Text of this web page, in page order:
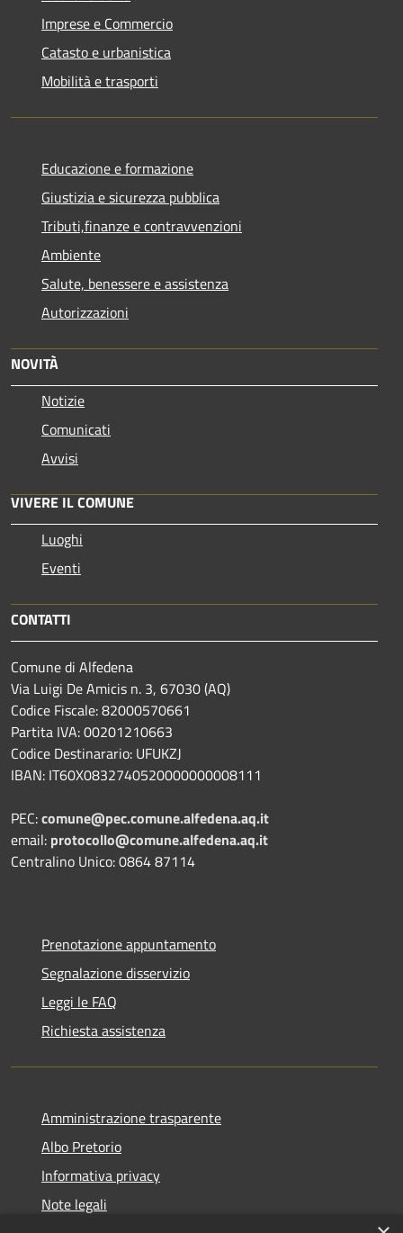
Imprese e Commercio
Catasto e urbanistica
Mobilità e trasporti
Educazione e formazione
Giustizia e sicurezza pubblica
Tributi,finanze e contravvenzioni
Ambiente
Salute, benessere e assistenza
Autorizzazioni
NOVITÀ
Notizie
Comunicati
Avvisi
VIVERE IL COMUNE
Luoghi
Eventi
CONTATTI
Comune di Alfedena
Via Luigi De Amicis n. 3, 67030 (AQ)
Codice Fiscale: 82000570661
Partita IVA: 00201210663
Codice Destinarario: UFUKZJ
IBAN: IT60X0832740520000000008111
PEC:comune@pec.comune.alfedena.aq.it
email: protocollo@comune.alfedena.aq.it
Centralino Unico: 0864 87114
Prenotazione appuntamento
Segnalazione disservizio
Leggi le FAQ
Richiesta assistenza
Amministrazione trasparente
Albo Pretorio
Informativa privacy
Note legali